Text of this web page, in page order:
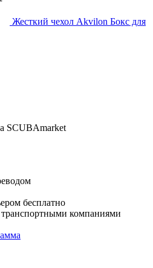
Жесткий чехол Akvilon Бокс для
SCUBAmarket
бесплатно
компаниями